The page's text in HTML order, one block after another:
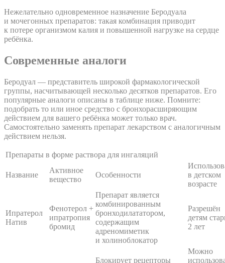
Нежелательно одновременное назначение Беродуала
и мочегонных препаратов: такая комбинация приводит
к потере организмом калия и повышенной нагрузке на сердце
ребёнка.
Современные аналоги
Беродуал — представитель широкой фармакологической
группы, насчитывающей несколько десятков препаратов. Его
популярные аналоги описаны в таблице ниже. Помните:
подобрать то или иное средство с бронхорасширяющим
действием для вашего ребёнка может только врач.
Самостоятельно заменять препарат лекарством с аналогичным
действием нельзя.
Препараты в форме раствора для ингаляций
Название
Активное
вещество
Особенности
в детском
возрасте
Ипратерол
Натив
Фенотерол +
ипратропия
бромид
Препарат является
комбинированным
бронходилататором,
содержащим
адреномиметик
и холиноблокатор
Разрешён
детям
2 лет
Блокирует рецепторы
Можно